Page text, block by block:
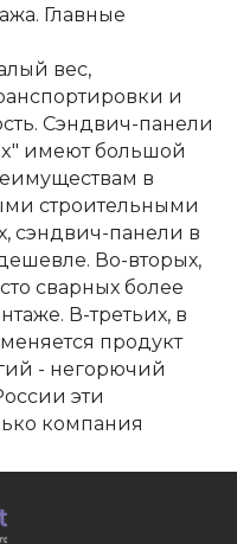
Главные
вес,
и
Сэндвич-панели
имеют большой
в
строительными
сэндвич-панели в
Во-вторых,
сварных более
В-третьих, в
продукт
- негорючий
эти
компания